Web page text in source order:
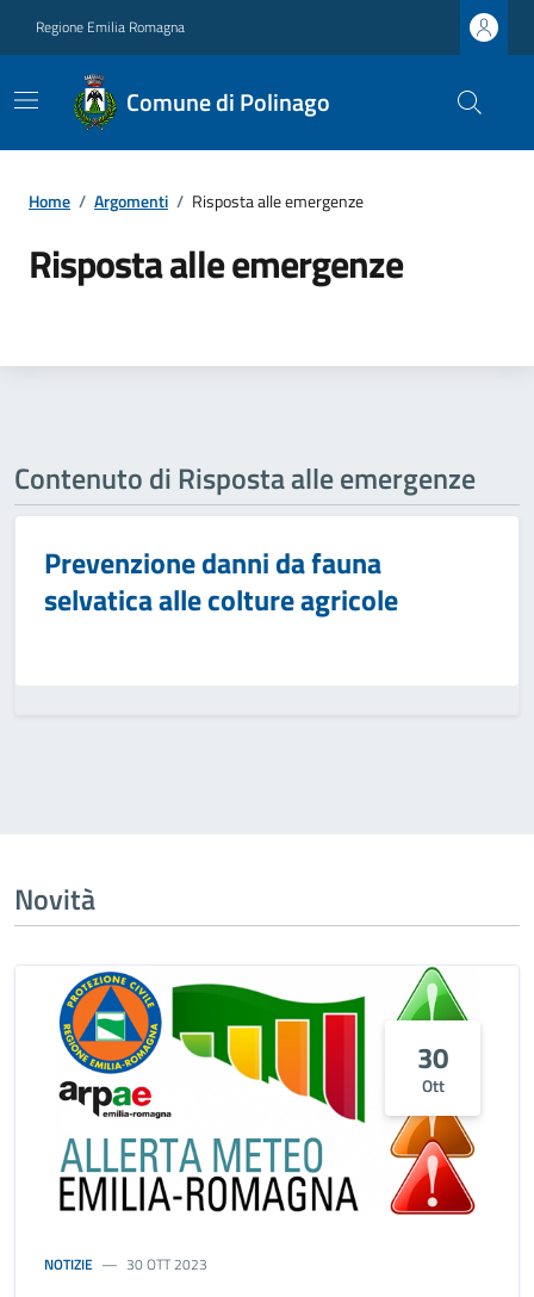
Regione Emilia Romagna
Comune di Polinago
Home / Argomenti / Risposta alle emergenze
Risposta alle emergenze
Contenuto di Risposta alle emergenze
Prevenzione danni da fauna
selvatica alle colture agricole
Novità
30
Ott
NOTIZIE 30 OTT 2023